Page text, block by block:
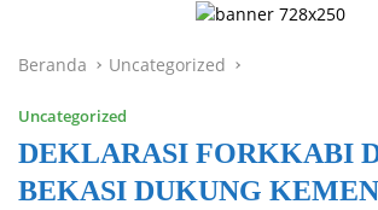
Beranda Uncategorized
Uncategorized
DEKLARASI FORKKABI
BEKASI DUKUNG